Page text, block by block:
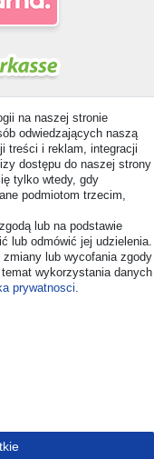
- All rights
see article detail
na naszej stronie
odwiedzających naszą
treści i reklam, integracji
dostępu do naszej strony
tylko wtedy, gdy
podmiotom trzecim,
lub na podstawie
lub odmówić jej udzielenia.
zmiany lub wycofania zgody
wykorzystania danych
prywatnosci.
Kontakt